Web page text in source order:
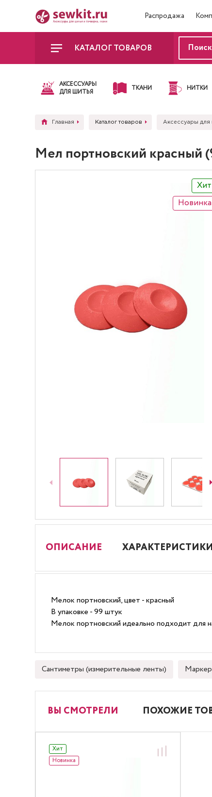
Распродажа
КАТАЛОГ ТОВАРОВ
АКСЕССУАРЫ
ДЛЯ ШИТЬЯ
ТКАНИ НИТКИ
Главная Каталог товаров Аксессуары для
Мел портновский красный
Хит
Новинка
ОПИСАНИЕ ХАРАКТЕРИСТИКИ
Мелок портновский, цвет - красный
В упаковке - 99 штук
Мелок портновский идеально подходит для
Сантиметры (измерительные ленты)
ВЫ СМОТРЕЛИ ПОХОЖИЕ
Хит
Новинка